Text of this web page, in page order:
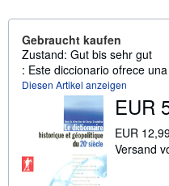
Gebraucht kaufen
Zustand: Gut bis sehr gut
: Este diccionario ofrece
Diesen Artikel anzeigen
EUR
EUR
Versand